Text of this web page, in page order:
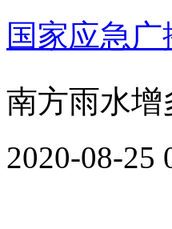
国家应急广
南方雨水增
2020-08-25